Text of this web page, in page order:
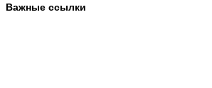
Важные ссылки